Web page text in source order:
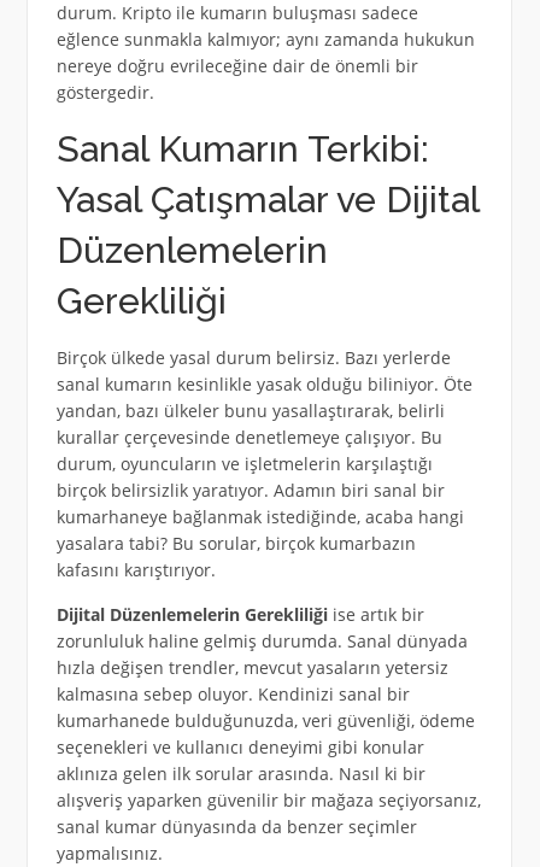
durum. Kripto ile kumarın buluşması sadece
eğlence sunmakla kalmıyor; aynı zamanda hukukun
nereye doğru evrileceğine dair de önemli bir
göstergedir.
Sanal Kumarın Terkibi:
Yasal Çatışmalar ve Dijital
Düzenlemelerin
Gerekliliği
Birçok ülkede yasal durum belirsiz. Bazı yerlerde
sanal kumarın kesinlikle yasak olduğu biliniyor. Öte
yandan, bazı ülkeler bunu yasallaştırarak, belirli
kurallar çerçevesinde denetlemeye çalışıyor. Bu
durum, oyuncuların ve işletmelerin karşılaştığı
birçok belirsizlik yaratıyor. Adamın biri sanal bir
kumarhaneye bağlanmak istediğinde, acaba hangi
yasalara tabi? Bu sorular, birçok kumarbazın
kafasını karıştırıyor.
Dijital Düzenlemelerin Gerekliliğiise artık bir
zorunluluk haline gelmiş durumda. Sanal dünyada
hızla değişen trendler, mevcut yasaların yetersiz
kalmasına sebep oluyor. Kendinizi sanal bir
kumarhanede bulduğunuzda, veri güvenliği, ödeme
seçenekleri ve kullanıcı deneyimi gibi konular
aklınıza gelen ilk sorular arasında. Nasıl ki bir
alışveriş yaparken güvenilir bir mağaza seçiyorsanız,
sanal kumar dünyasında da benzer seçimler
yapmalısınız.